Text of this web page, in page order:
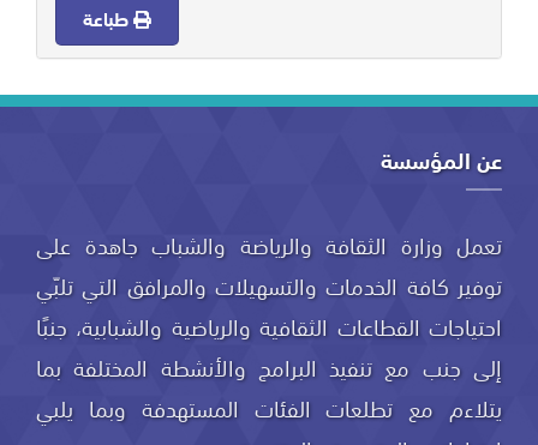
طباعة
عن المؤسسة
تعمل وزارة الثقافة والرياضة والشباب جاهدة على
توفير كافة الخدمات والتسهيلات والمرافق التي تلبّي
احتياجات القطاعات الثقافية والرياضية والشبابية، جنبًا
إلى جنب مع تنفيذ البرامج والأنشطة المختلفة بما
يتلاءم مع تطلعات الفئات المستهدفة وبما يلبي